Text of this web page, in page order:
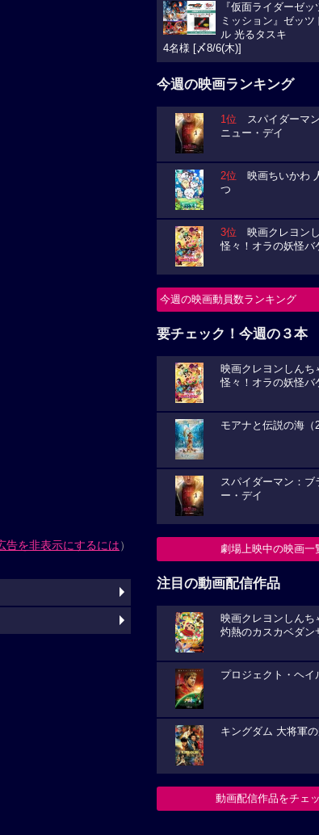
告を非表示にするには）
『仮面ライダーゼ
ミッション』ゼッ
ル 光るタスキ
4名様 [〆8/6(木)]
今週の映画ランキング
1位 スパイダーマ
ニュー・デイ
2位 映画ちいかわ
つ
3位 映画クレヨン
怪々！オラの妖怪バ
今週の映画動員数ランキング
要チェック！今週の３本
映画クレヨンしんち
怪々！オラの妖怪バ
モアナと伝説の海（
スパイダーマン：ブ
ー・デイ
劇場上映中の映画一
注目の動画配信作品
映画クレヨンしんち
灼熱のカスカベダン
プロジェクト・ヘイ
キングダム 大将軍
動画配信作品をチェ